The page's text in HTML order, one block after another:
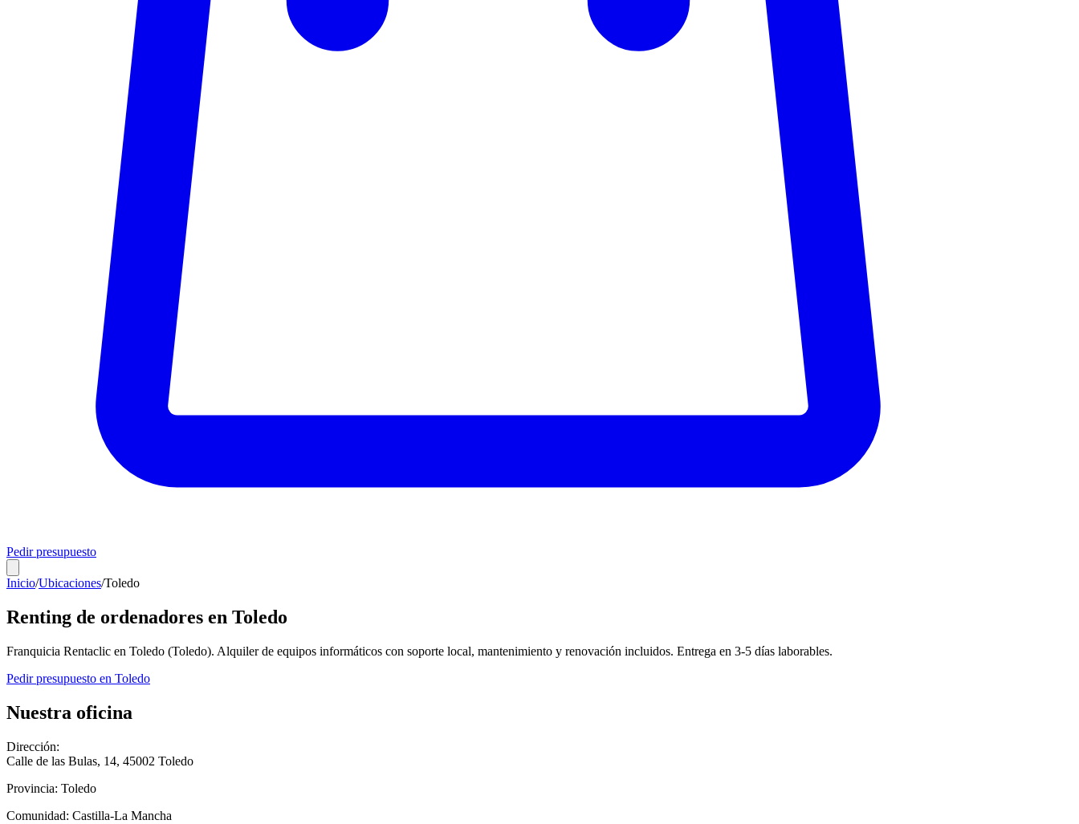
Pedir presupuesto
Inicio/Ubicaciones/Toledo
Renting de ordenadores en Toledo
Franquicia Rentaclic en Toledo (Toledo). Alquiler de equipos informáticos con soporte local, mantenimiento y renovación incluidos. Entrega en 3-5 días laborables.
Pedir presupuesto en Toledo
Nuestra oficina
Dirección:
Calle de las Bulas, 14, 45002 Toledo
Provincia: Toledo
Comunidad: Castilla-La Mancha